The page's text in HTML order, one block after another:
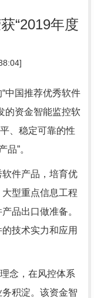
“2019年度
中国推荐优秀软件
的资金智能监控软
、稳定可靠的性
”。
件产品，培育优
型重点信息工程
品出口做准备。
技术实力和应用
念，在风控体系
积淀。该资金智